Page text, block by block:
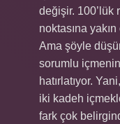
değişir. 100’lük
noktasına
Ama şöyle
sorumlu
hatırlatıyor.
iki kadeh
fark çok